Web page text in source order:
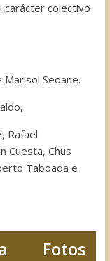
colectivo
Marisol Seoane.
Rafael
Cuesta, Chus
Taboada e
Fotos